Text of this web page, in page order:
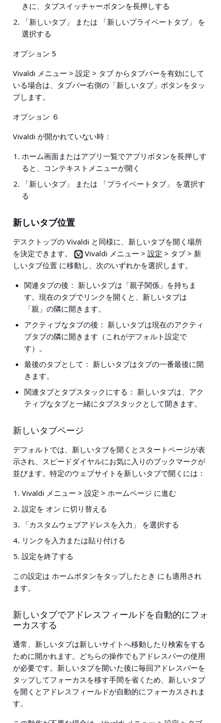
きに、タブスイッチャーボタンを長押しする
「新しいタブ」 または 「新しいプライベートタブ」 を
選択する
オプション 5
Vivaldi メニュー > 設定 > タブ からタブバーを有効にして
いる場合は、タブバー右側の「新しいタブ」ボタンをタッ
プします。
オプション ６
Vivaldi が開かれていない時：
ホーム画面またはアプリ一覧でアプリボタンを長押しす
ると、コンテキストメニューが開く
「新しいタブ」 または 「プライベートタブ」 を選択す
る
新しいタブ位置
デスクトップの Vivaldi と同様に、新しいタブを開く場所
を決定できます。
Vivaldi メニュー > 設定 > タブ > 新
しいタブ位置 に移動し、次のいずれかを選択します。
関連タブの後 ： 新しいタブは「親子関係」を持ちま
す。現在のタブでリンクを開くと、新しいタブは
「親」の隣に開きます。
アクティブなタブの後 ： 新しいタブは現在のアクティ
ブタブの隣に開きます（これがデフォルト設定で
す）。
最後のタブとして ： 新しいタブはタブの一番最後に開
きます。
関連タブとタブスタックにする ： 新しいタブは、アク
ティブなタブと一緒にタブスタックとして開きます。
新しいタブページ
デフォルトでは、新しいタブを開くとスタートページが表
示され、スピードダイヤルにお気に入りのブックマークが
並びます。特定のウェブサイトを新しいタブで開くには：
Vivaldi メニュー > 設定 > ホームページ に進む
設定を オン に切り替える
「カスタムウェブアドレスを入力」
を選択する
リンクを入力または貼り付ける
設定を終了する
この設定は ホームボタンをタップしたとき にも適用され
ます。
新しいタブでアドレスフィールドを自動的にフォ
ーカスする
通常、新しいタブは新しいサイトへ移動したり検索をする
ために開かれます。どちらの操作でもアドレスバーの使用
が必要です。新しいタブを開いた後に毎回アドレスバーを
タップしてフォーカスを移す手間を省くため、新しいタブ
を開くとアドレスフィールドが自動的にフォーカスされま
す。